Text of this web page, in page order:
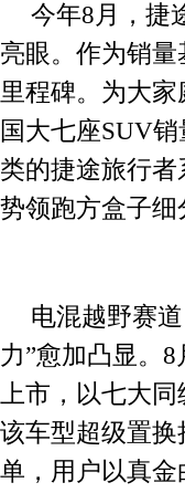
今年8月，捷
亮眼。作为销
里程碑。为大
国大七座SUV
类的捷途旅行
势领跑方盒子细
电混越野赛
力”愈加凸显。
上市，以七大
该车型超级置换
单，用户以真金